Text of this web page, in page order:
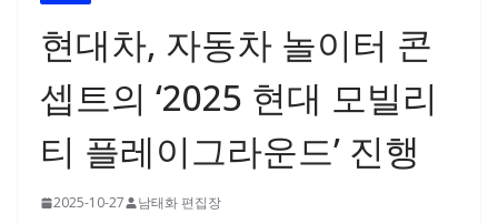
현대차, 자동차 놀이터 콘
셉트의 ‘2025 현대 모빌리
티 플레이그라운드’ 진행
2025-10-27 남태화 편집장